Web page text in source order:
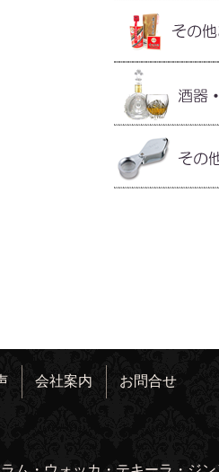
会社案内 お問合せ